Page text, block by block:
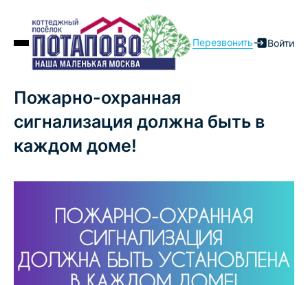
Перезвонить Войти
Пожарно-охранная
сигнализация должна быть в
каждом доме!